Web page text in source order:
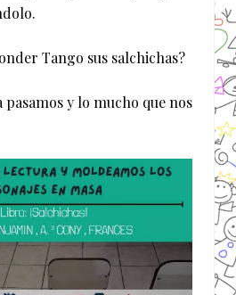
Tango sus salchichas?
pasamos y lo mucho que nos